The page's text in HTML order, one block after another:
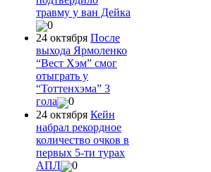
травму у ван Дейка
0
24 октября После
выхода Ярмоленко
“Вест Хэм” смог
отыграть у
“Тоттенхэма” 3
гола
0
24 октября Кейн
набрал рекордное
количество очков в
первых 5-ти турах
АПЛ
0